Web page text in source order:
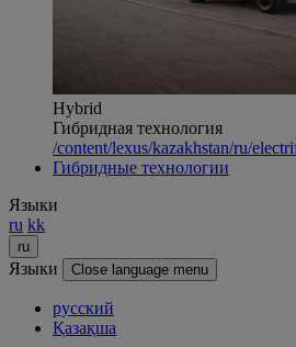
Hybrid
Гибридная технология
/content/lexus/kazakhstan/ru/
Гибридные технологии
Языки
ru kk
ru
Языки Close language menu
русский
Қазақша